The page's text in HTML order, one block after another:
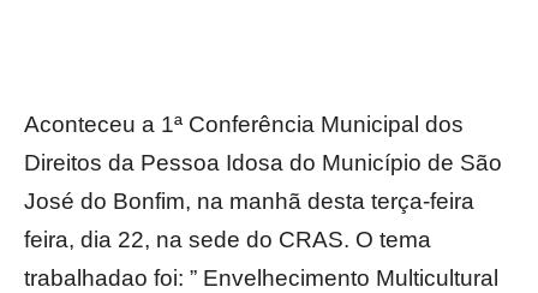
Aconteceu a 1ª Conferência Municipal dos
Direitos da Pessoa Idosa do Município de São
José do Bonfim, na manhã desta terça-feira
feira, dia 22, na sede do CRAS. O tema
trabalhadao foi: ” Envelhecimento Multicultural